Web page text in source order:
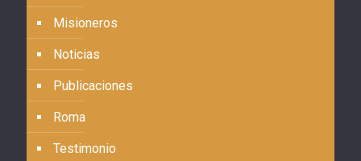
Misioneros
Noticias
Publicaciones
Roma
Testimonio